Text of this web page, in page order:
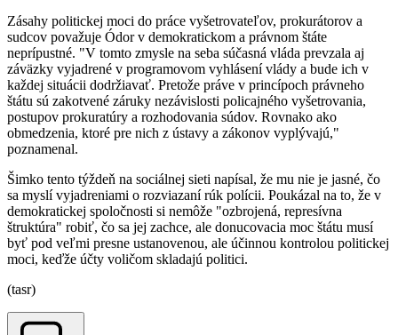
Zásahy politickej moci do práce vyšetrovateľov, prokurátorov a
sudcov považuje Ódor v demokratickom a právnom štáte
neprípustné. "V tomto zmysle na seba súčasná vláda prevzala aj
záväzky vyjadrené v programovom vyhlásení vlády a bude ich v
každej situácii dodržiavať. Pretože práve v princípoch právneho
štátu sú zakotvené záruky nezávislosti policajného vyšetrovania,
postupov prokuratúry a rozhodovania súdov. Rovnako ako
obmedzenia, ktoré pre nich z ústavy a zákonov vyplývajú,"
poznamenal.
Šimko tento týždeň na sociálnej sieti napísal, že mu nie je jasné, čo
sa myslí vyjadreniami o rozviazaní rúk polícii. Poukázal na to, že v
demokratickej spoločnosti si nemôže "ozbrojená, represívna
štruktúra" robiť, čo sa jej zachce, ale donucovacia moc štátu musí
byť pod veľmi presne ustanovenou, ale účinnou kontrolou politickej
moci, keďže účty voličom skladajú politici.
(tasr)